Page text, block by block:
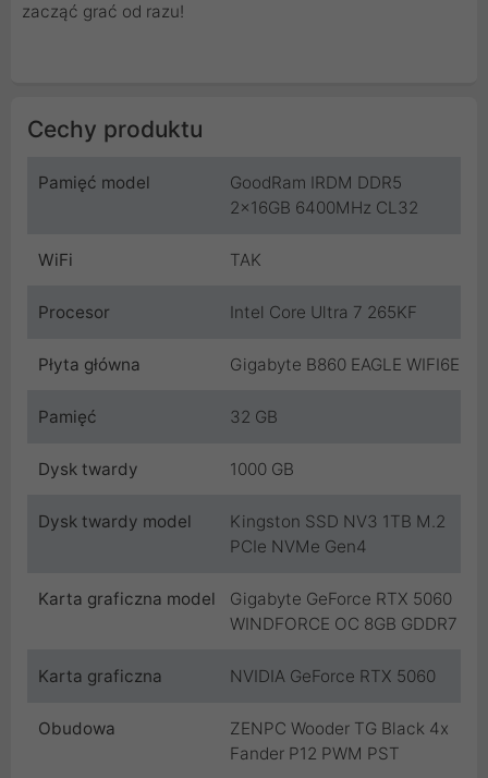
zacząć grać od razu!
Cechy produktu
Pamięć model
GoodRam IRDM DDR5
2x16GB 6400MHz CL32
WiFi TAK
Procesor Intel Core Ultra 7 265KF
Płyta główna Gigabyte B860 EAGLE WIFI6E
Pamięć 32 GB
Dysk twardy 1000 GB
Dysk twardy model
Kingston SSD NV3 1TB M.2
PCIe NVMe Gen4
Karta graficzna model
Gigabyte GeForce RTX 5060
WINDFORCE OC 8GB GDDR7
Karta graficzna NVIDIA GeForce RTX 5060
Obudowa
ZENPC Wooder TG Black 4x
Fander P12 PWM PST